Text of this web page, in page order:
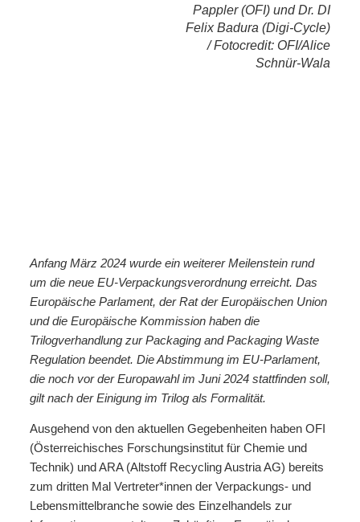
Pappler (OFI) und Dr. DI
Felix Badura (Digi-Cycle)
/ Fotocredit: OFI/Alice
Schnür-Wala
Anfang März 2024 wurde ein weiterer Meilenstein rund
um die neue EU-Verpackungsverordnung erreicht. Das
Europäische Parlament, der Rat der Europäischen Union
und die Europäische Kommission haben die
Trilogverhandlung zur Packaging and Packaging Waste
Regulation beendet. Die Abstimmung im EU-Parlament,
die noch vor der Europawahl im Juni 2024 stattfinden soll,
gilt nach der Einigung im Trilog als Formalität.
Ausgehend von den aktuellen Gegebenheiten haben OFI
(Österreichisches Forschungsinstitut für Chemie und
Technik) und ARA (Altstoff Recycling Austria AG) bereits
zum dritten Mal Vertreter*innen der Verpackungs- und
Lebensmittelbranche sowie des Einzelhandels zur